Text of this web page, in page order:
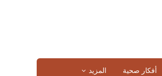
أفكار صحية المزيد